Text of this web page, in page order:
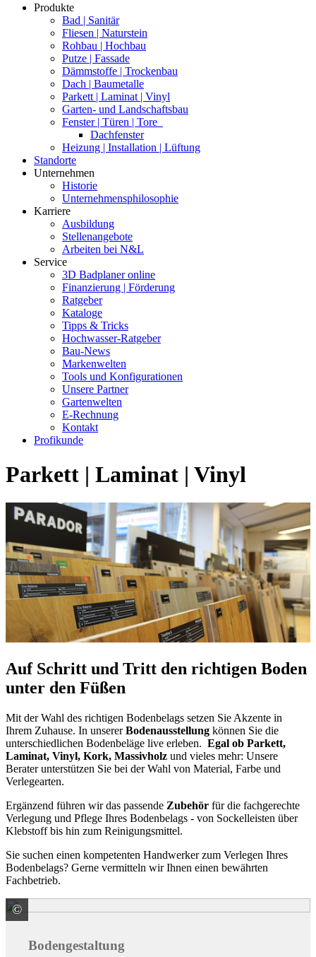
Produkte
Bad | Sanitär
Fliesen | Naturstein
Rohbau | Hochbau
Putze | Fassade
Dämmstoffe | Trockenbau
Dach | Baumetalle
Parkett | Laminat | Vinyl
Garten- und Landschaftsbau
Fenster | Türen | Tore
Dachfenster
Heizung | Installation | Lüftung
Standorte
Unternehmen
Historie
Unternehmensphilosophie
Karriere
Ausbildung
Stellenangebote
Arbeiten bei N&L
Service
3D Badplaner online
Finanzierung | Förderung
Ratgeber
Kataloge
Tipps & Tricks
Hochwasser-Ratgeber
Bau-News
Markenwelten
Tools und Konfigurationen
Unsere Partner
Gartenwelten
E-Rechnung
Kontakt
Profikunde
Parkett | Laminat | Vinyl
Auf Schritt und Tritt den richtigen Boden
unter den Füßen
Mit der Wahl des richtigen Bodenbelags setzen Sie Akzente in
Ihrem Zuhause. In unsererBodenausstellung können Sie die
unterschiedlichen Bodenbeläge live erleben. Egal ob Parkett,
Laminat, Vinyl, Kork, Massivholz und vieles mehr: Unsere
Berater unterstützen Sie bei der Wahl von Material, Farbe und
Verlegearten.
Ergänzend führen wir das passende Zubehör für die fachgerechte
Verlegung und Pflege Ihres Bodenbelags - von Sockelleisten über
Klebstoff bis hin zum Reinigungsmittel.
Sie suchen einen kompetenten Handwerker zum Verlegen Ihres
Bodenbelags? Gerne vermitteln wir Ihnen einen bewährten
Fachbetrieb.
© Meissen Keramik GmbH
Bodengestaltung